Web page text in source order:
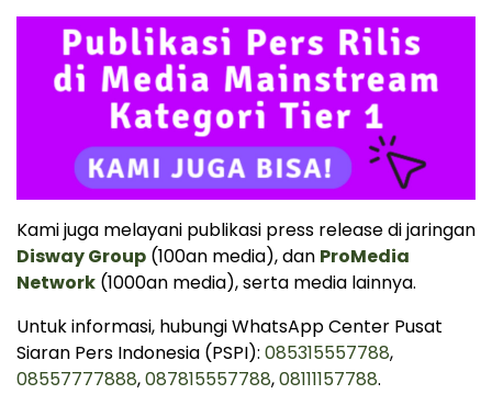
Kami juga melayani publikasi press release di jaringan
Disway Group (100an media), dan ProMedia
Network (1000an media), serta media lainnya.
Untuk informasi, hubungi WhatsApp Center Pusat
Siaran Pers Indonesia (PSPI): 085315557788,
08557777888,087815557788,08111157788.